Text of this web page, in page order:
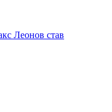
Леонов став